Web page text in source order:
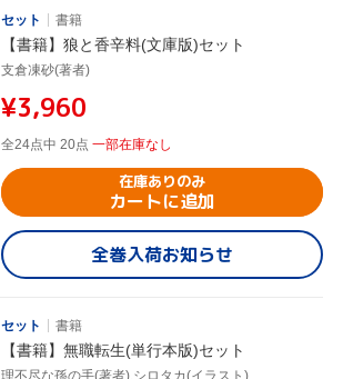
セット 書籍
【書籍】狼と香辛料(文庫版)セット
支倉凍砂(著者)
¥3,960
全24点中 20点 一部在庫なし
在庫ありのみ
カートに追加
全巻入荷お知らせ
セット 書籍
【書籍】無職転生(単行本版)セット
理不尽な孫の手(著者),シロタカ(イラスト)